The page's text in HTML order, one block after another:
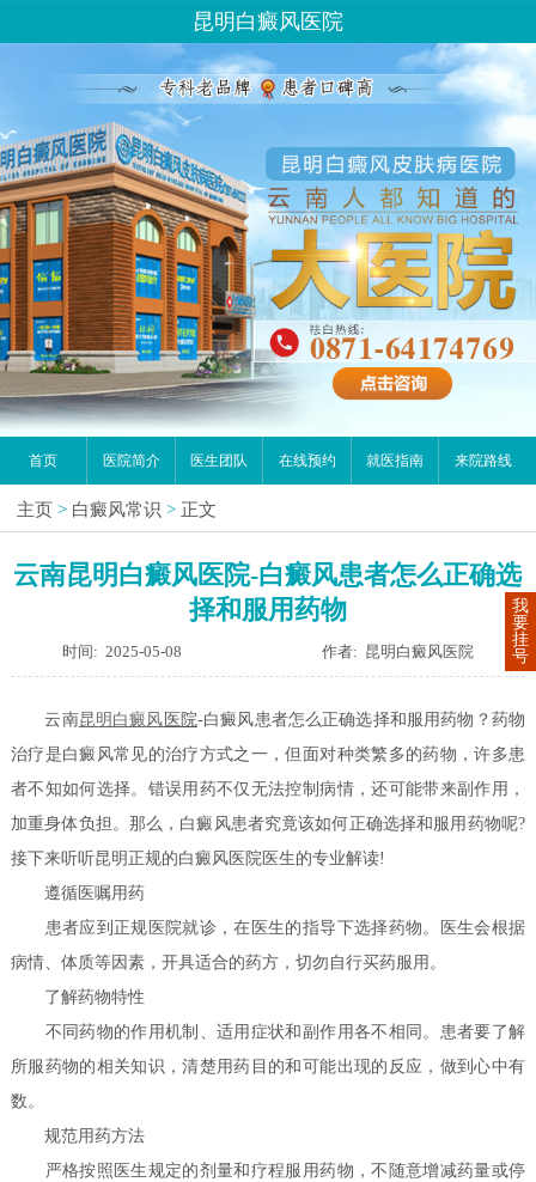
昆明白癜风医院
首页 医院简介 医生团队 在线预约 就医指南 来院路线
主页 > 白癜风常识 > 正文
云南昆明白癜风医院-白癜风患者怎么正确选
择和服用药物
时间: 2025-05-08 作者: 昆明白癜风医院
云南昆明 白癜风 医院-白癜风患者怎么正确选择和服用药物？药物
治疗是白癜风常见的治疗方式之一，但面对种类繁多的药物，许多患
者不知如何选择。错误用药不仅无法控制病情，还可能带来副作用，
加重身体负担。那么，白癜风患者究竟该如何正确选择和服用药物呢?
接下来听听昆明正规的白癜风医院医生的专业解读!
遵循医嘱用药
患者应到正规医院就诊，在医生的指导下选择药物。医生会根据
病情、体质等因素，开具适合的药方，切勿自行买药服用。
了解药物特性
不同药物的作用机制、适用症状和副作用各不相同。患者要了解
所服药物的相关知识，清楚用药目的和可能出现的反应，做到心中有
数。
规范用药方法
严格按照医生规定的剂量和疗程服用药物，不随意增减药量或停
我
要
挂
号